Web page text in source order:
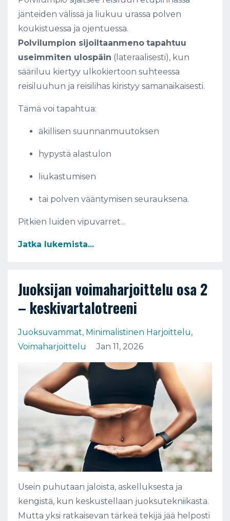
jänteiden välissä ja liukuu urassa polven
koukistuessa ja ojentuessa.
Polvilumpion sijoiltaanmeno tapahtuu
useimmiten ulospäin (lateraalisesti), kun
sääriluu kiertyy ulkokiertoon suhteessa
reisiluuhun ja reisilihas kiristyy samanaikaisesti.
Tämä voi tapahtua:
äkillisen suunnanmuutoksen
hypystä alastulon
liukastumisen
tai polven vääntymisen seurauksena.
Pitkien luiden vipuvarret...
Jatka lukemista...
Juoksijan voimaharjoittelu osa 2
– keskivartalotreeni
Juoksuvammat Minimalistinen Harjoittelu
Voimaharjoittelu
Jan 11, 2026
Usein puhutaan jaloista, askelluksesta ja
kengistä, kun keskustellaan juoksutekniikasta.
Mutta yksi ratkaisevan tärkeä tekijä jää helposti